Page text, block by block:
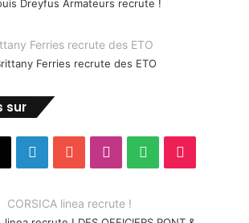
Ferries recrute des ETO
sur
LinkedinYouTubeInstagram
Spotify
CORSICA linea recrute !